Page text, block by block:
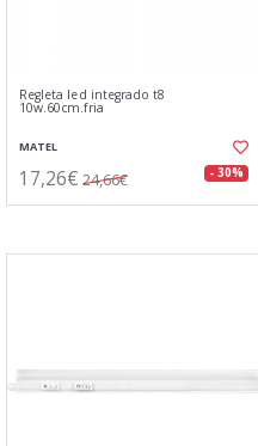
Regleta led integrado t8
10w.60cm.fria
MATEL
17,26€ 24,66€ - 30%